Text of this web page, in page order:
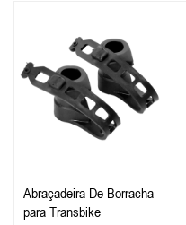
Abraçadeira De Borracha
para Transbike